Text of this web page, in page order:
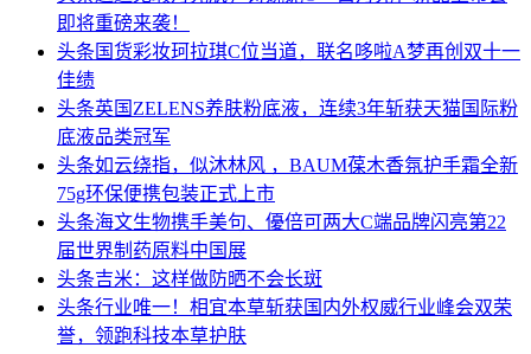
即将重磅来袭！
头条 国货彩妆珂拉琪C位当道，联名哆啦A梦再创双十一
佳绩
头条英国ZELENS养肤粉底液，连续3年斩获天猫国际粉
底液品类冠军
头条如云绕指，似沐林风 ，BAUM葆木香氛护手霜全新
75g环保便携包装正式上市
头条海文生物携手美句、優倍可两大C端品牌闪亮第22
届世界制药原料中国展
头条吉米：这样做防晒不会长斑
头条行业唯一！相宜本草斩获国内外权威行业峰会双荣
誉，领跑科技本草护肤